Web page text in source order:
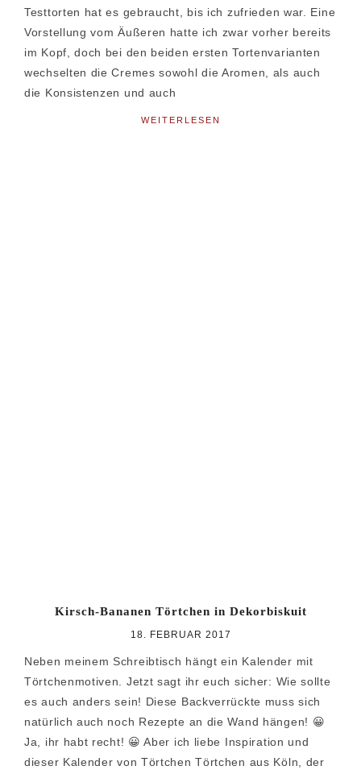
Testtorten hat es gebraucht, bis ich zufrieden war. Eine
Vorstellung vom Äußeren hatte ich zwar vorher bereits
im Kopf, doch bei den beiden ersten Tortenvarianten
wechselten die Cremes sowohl die Aromen, als auch
die Konsistenzen und auch
WEITERLESEN
Kirsch-Bananen Törtchen in Dekorbiskuit
18. FEBRUAR 2017
Neben meinem Schreibtisch hängt ein Kalender mit
Törtchenmotiven. Jetzt sagt ihr euch sicher: Wie sollte
es auch anders sein! Diese Backverrückte muss sich
natürlich auch noch Rezepte an die Wand hängen! 😀
Ja, ihr habt recht! 😀 Aber ich liebe Inspiration und
dieser Kalender von Törtchen Törtchen aus Köln, der